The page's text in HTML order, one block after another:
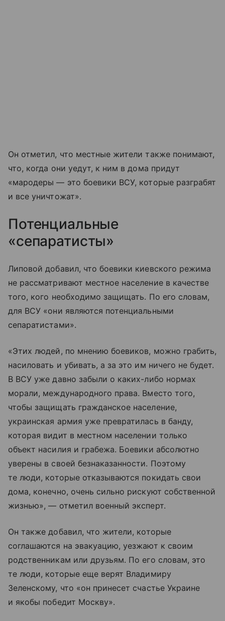
Он отметил, что местные жители также понимают,
что, когда они уедут, к ним в дома придут
«мародеры — это боевики ВСУ, которые разграбят
и все уничтожат».
Потенциальные
«сепаратисты»
Липовой добавил, что боевики киевского режима
не рассматривают местное население в качестве
того, кого необходимо защищать. По его словам,
для ВСУ «они являются потенциальными
сепаратистами».
«Этих людей, по мнению боевиков, можно грабить,
насиловать и убивать, а за это им ничего не будет.
В ВСУ уже давно забыли о каких-либо нормах
морали, международного права. Вместо того,
чтобы защищать гражданское население,
украинская армия уже превратилась в банду,
которая видит в местном населении только
объект насилия и грабежа. Боевики абсолютно
уверены в своей безнаказанности. Поэтому
те люди, которые отказываются покидать свои
дома, конечно, очень сильно рискуют собственной
жизнью», — отметил военный эксперт.
Он также добавил, что жители, которые
соглашаются на эвакуацию, уезжают к своим
родственникам или друзьям. По его словам, это
те люди, которые еще верят Владимиру
Зеленскому, что «он принесет счастье Украине
и якобы победит Москву».